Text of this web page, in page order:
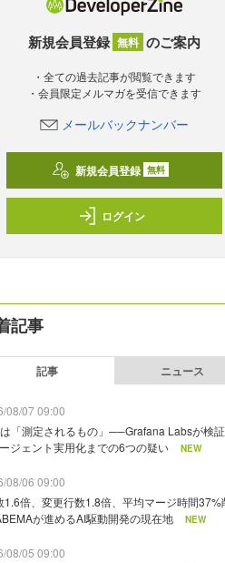
新規会員登録 無料 のご案内
・全ての過去記事が閲覧できます
・会員限定メルマガを受信できます
メールバックナンバー
新規会員登録 無料
ログイン
記事
記事 ニュース
08/07 09:00
「測定されるもの」──Grafana Labsが検
ジェント実用化までの6つの疑い
NEW
08/06 09:00
1.6倍、変更行数1.8倍、平均マージ時間37%
が進めるAI駆動開発の現在地
NEW
08/05 09:00